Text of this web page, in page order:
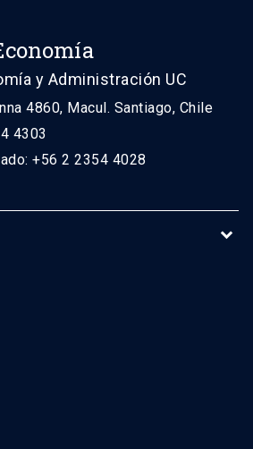
y Administración UC
4860, Macul. Santiago, Chile
4303
+56 2 2354 4028